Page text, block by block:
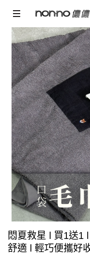
悶夏救星 l 買1送1
舒適 l 輕巧便攜好